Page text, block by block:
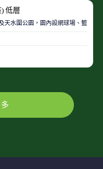
低層
天水圍公園，園內設網球場、籃球